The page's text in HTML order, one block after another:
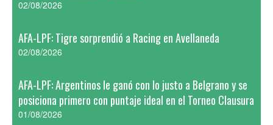
02/08/2026
AFA-LPF: Tigre sorprendió a Racing en Avellaneda
02/08/2026
AFA-LPF: Argentinos le ganó con lo justo a Belgrano y se
posiciona primero con puntaje ideal en el Torneo Clausura
01/08/2026